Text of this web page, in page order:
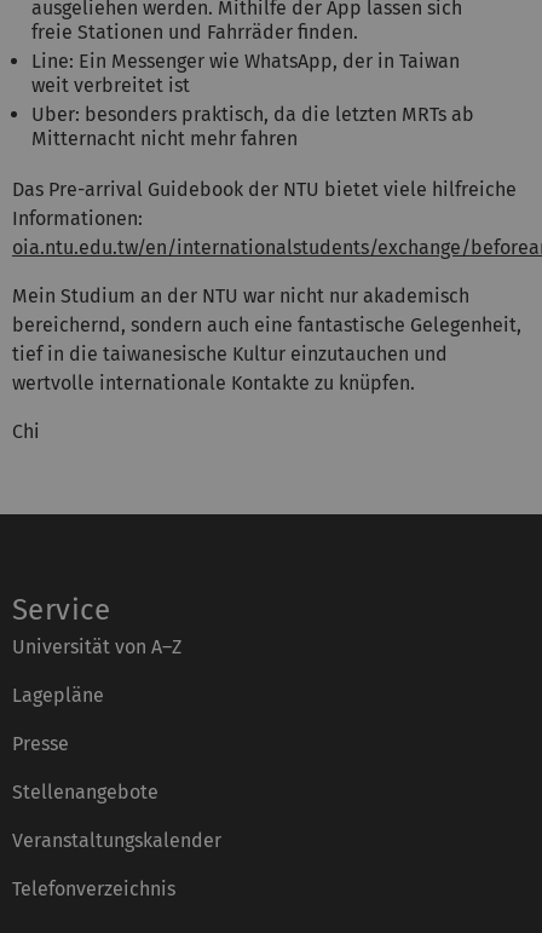
ausgeliehen werden. Mithilfe der App lassen sich
freie Stationen und Fahrräder finden.
Line: Ein Messenger wie WhatsApp, der in Taiwan
weit verbreitet ist
Uber: besonders praktisch, da die letzten MRTs ab
Mitternacht nicht mehr fahren
Das Pre-arrival Guidebook der NTU bietet viele hilfreiche
Informationen:
oia.ntu.edu.tw/en/internationalstudents/exchange/
Mein Studium an der NTU war nicht nur akademisch
bereichernd, sondern auch eine fantastische Gelegenheit,
tief in die taiwanesische Kultur einzutauchen und
wertvolle internationale Kontakte zu knüpfen.
Chi
Service
Universität von A–Z
Lagepläne
Presse
Stellenangebote
Veranstaltungskalender
Telefonverzeichnis